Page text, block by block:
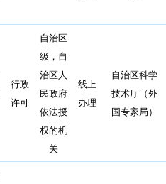
行政
许可
自治区
级，自
治区人
民政府
依法授
权的机
关
线上
办理
自治区科学
技术厅（外
国专家局）